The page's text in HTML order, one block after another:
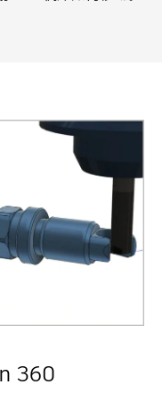
360